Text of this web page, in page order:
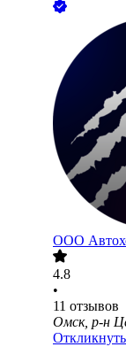
ООО
4.8
•
11 отзывов
Омск, р-н